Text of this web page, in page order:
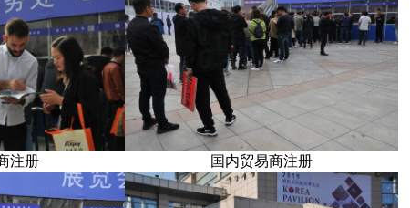
注册 国内贸易商注册